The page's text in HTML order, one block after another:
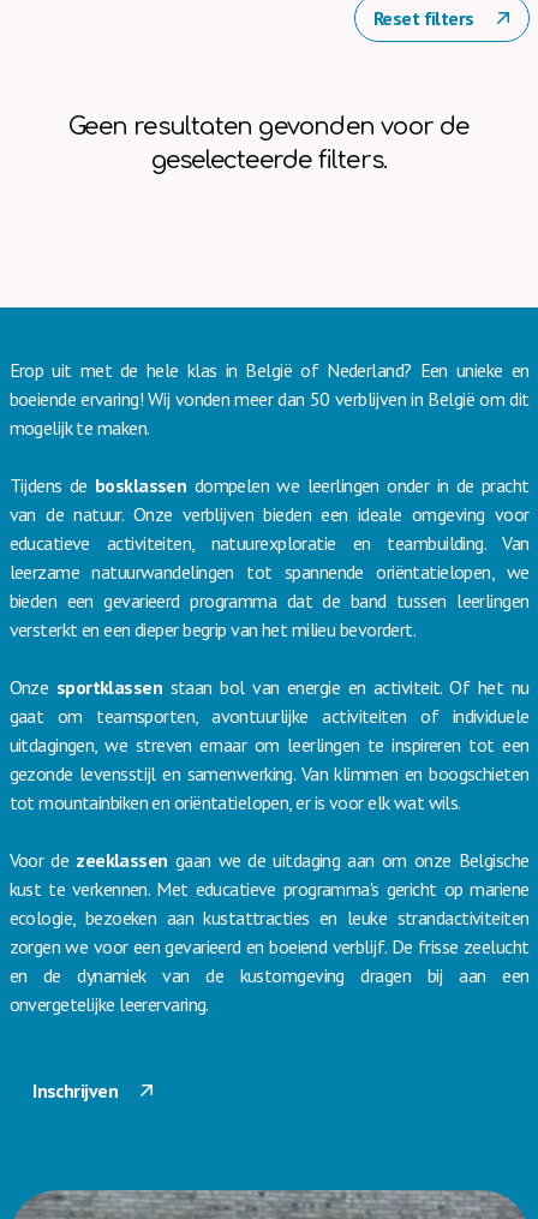
Reset filters
Geen resultaten gevonden voor de
geselecteerde filters.
Erop uit met de hele klas in België of Nederland? Een unieke en
boeiende ervaring! Wij vonden meer dan 50 verblijven in België om dit
mogelijk te maken.
Tijdens de bosklassen dompelen we leerlingen onder in de pracht
van de natuur. Onze verblijven bieden een ideale omgeving voor
educatieve activiteiten, natuurexploratie en teambuilding. Van
leerzame natuurwandelingen tot spannende oriëntatielopen, we
bieden een gevarieerd programma dat de band tussen leerlingen
versterkt en een dieper begrip van het milieu bevordert.
Onze sportklassen staan bol van energie en activiteit. Of het nu
gaat om teamsporten, avontuurlijke activiteiten of individuele
uitdagingen, we streven ernaar om leerlingen te inspireren tot een
gezonde levensstijl en samenwerking. Van klimmen en boogschieten
tot mountainbiken en oriëntatielopen, er is voor elk wat wils.
Voor de zeeklassen gaan we de uitdaging aan om onze Belgische
kust te verkennen. Met educatieve programma's gericht op mariene
ecologie, bezoeken aan kustattracties en leuke strandactiviteiten
zorgen we voor een gevarieerd en boeiend verblijf. De frisse zeelucht
en de dynamiek van de kustomgeving dragen bij aan een
onvergetelijke leerervaring.
Inschrijven